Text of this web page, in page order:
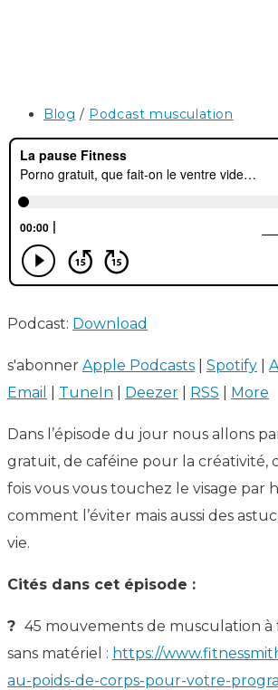
Post
Blog / Podcast musculation
Podcast: Download
s'abonner Apple Podcasts Spotify
Email
TuneIn Deezer RSS More
Dans l’épisode du jour nous allons
gratuit, de caféine pour la créativité,
fois vous vous touchez le visage par
comment l’éviter mais aussi des
vie.
Cités dans cet épisode :
? 45 mouvements de musculation à
sans matériel : https://
au-poids-de-corps-pour-votre-